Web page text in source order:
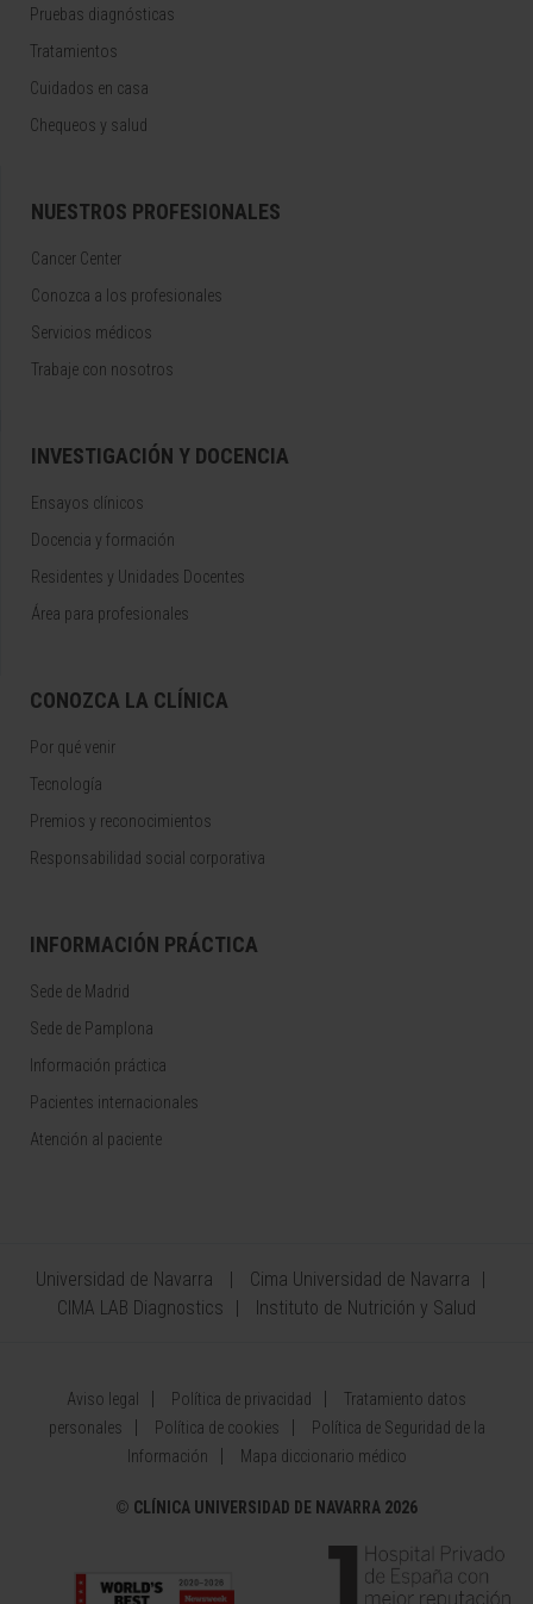
Pruebas diagnósticas
Tratamientos
Cuidados en casa
Chequeos y salud
NUESTROS PROFESIONALES
Cancer Center
Conozca a los profesionales
Servicios médicos
Trabaje con nosotros
INVESTIGACIÓN Y DOCENCIA
Ensayos clínicos
Docencia y formación
Residentes y Unidades Docentes
Área para profesionales
CONOZCA LA CLÍNICA
Por qué venir
Tecnología
Premios y reconocimientos
Responsabilidad social corporativa
INFORMACIÓN PRÁCTICA
Sede de Madrid
Sede de Pamplona
Información práctica
Pacientes internacionales
Atención al paciente
Universidad de Navarra
Cima Universidad de Navarra
CIMA LAB Diagnostics
Instituto de Nutrición y Salud
Aviso legal Política de privacidad
Tratamiento datos
personales
Política de cookies
Política de Seguridad de la
Información
Mapa diccionario médico
© CLÍNICA UNIVERSIDAD DE NAVARRA 2026